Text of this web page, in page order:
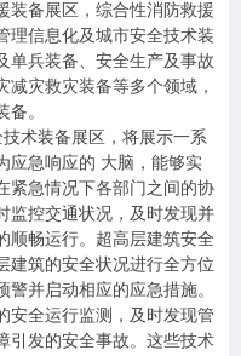
装备展区，综合性消防救援
理信息化及城市安全技术装
单兵装备、安全生产及事故
灾救灾装备等多个领域，
。
术装备展区，将展示一系
应急响应的 大脑，能够实
紧急情况下各部门之间的协
监控交通状况，及时发现并
顺畅运行。超高层建筑安全
建筑的安全状况进行全方位
并启动相应的应急措施。
安全运行监测，及时发现管
引发的安全事故。这些技术